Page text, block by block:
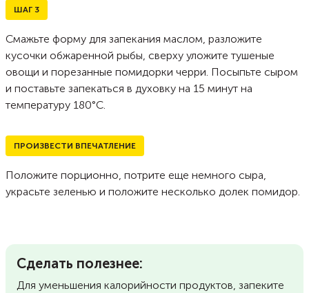
ШАГ 3
Смажьте форму для запекания маслом, разложите
кусочки обжаренной рыбы, сверху уложите тушеные
овощи и порезанные помидорки черри. Посыпьте сыром
и поставьте запекаться в духовку на 15 минут на
температуру 180°С.
ПРОИЗВЕСТИ ВПЕЧАТЛЕНИЕ
Положите порционно, потрите еще немного сыра,
украсьте зеленью и положите несколько долек помидор.
Сделать полезнее:
Для уменьшения калорийности продуктов, запеките